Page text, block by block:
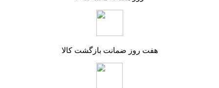
هفت روز ضمانت بازگشت کالا